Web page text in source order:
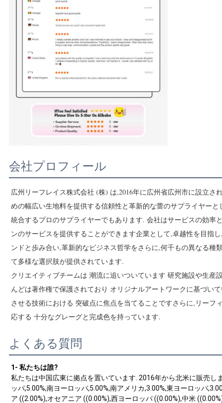
会社プロフィール
広州リーフレイス株式会社 (株) は,2016年に広州省広州市に設立さ
めの幅広い生地料を提供する信頼性と革新的な蕾のサプライヤー
統合するプロのサプライヤーでもあります. 会社はサービスの効率
ンのサービスを提供することができます企業として,卓越性を目指
ンドと歩み合い,革新的なビジネス哲学をさらに,何千もの異なる種
て多様な選択肢が提供されています.
クリエイティブチームは 潮流に追いついています 研究施設や生産
んどは著作権で保護されており オリジナルアートワークに基づい
させる技術における 突破点に焦点を当てることですさらに,リーフ
応する 十分なグレーグと完成色を持っています.
よくある質問
1- 私たちは誰?
私たちは中国広東に拠点を置いています. 2016年から北米に販売し
ッパ,5.00%,南ヨーロッパ,5.00%,南アメリカ,3.00%,東ヨーロッパ
ア ((2.00%),オセアニア ((0.00%),西ヨーロッパ ((0.00%),中米